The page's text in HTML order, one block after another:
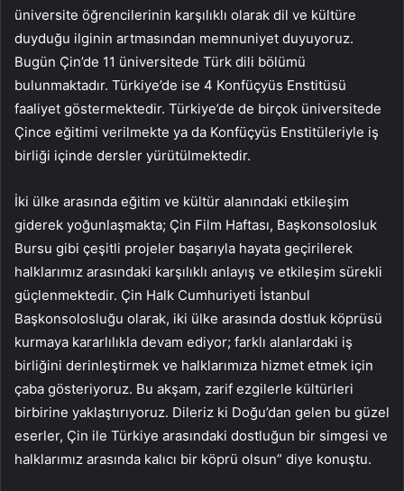
üniversite öğrencilerinin karşılıklı olarak dil ve kültüre
duyduğu ilginin artmasından memnuniyet duyuyoruz.
Bugün Çin’de 11 üniversitede Türk dili bölümü
bulunmaktadır. Türkiye’de ise 4 Konfüçyüs Enstitüsü
faaliyet göstermektedir. Türkiye’de de birçok üniversitede
Çince eğitimi verilmekte ya da Konfüçyüs Enstitüleriyle iş
birliği içinde dersler yürütülmektedir.
İki ülke arasında eğitim ve kültür alanındaki etkileşim
giderek yoğunlaşmakta; Çin Film Haftası, Başkonsolosluk
Bursu gibi çeşitli projeler başarıyla hayata geçirilerek
halklarımız arasındaki karşılıklı anlayış ve etkileşim sürekli
güçlenmektedir. Çin Halk Cumhuriyeti İstanbul
Başkonsolosluğu olarak, iki ülke arasında dostluk köprüsü
kurmaya kararlılıkla devam ediyor; farklı alanlardaki iş
birliğini derinleştirmek ve halklarımıza hizmet etmek için
çaba gösteriyoruz. Bu akşam, zarif ezgilerle kültürleri
birbirine yaklaştırıyoruz. Dileriz ki Doğu’dan gelen bu güzel
eserler, Çin ile Türkiye arasındaki dostluğun bir simgesi ve
halklarımız arasında kalıcı bir köprü olsun” diye konuştu.